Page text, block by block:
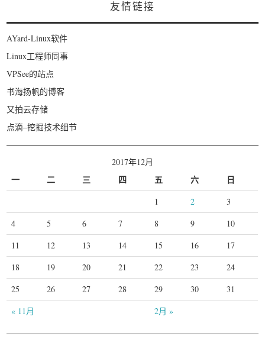
友情链接
AYard-Linux软件
Linux工程师同事
VPSee的站点
书海扬帆的博客
又拍云存储
点滴–挖掘技术细节
2017年12月
一 二 三 四 五 六 日
« 11月 2月 »
1 2
3
4
5 6 7 8 9
10
11
12 13 14 15 16
17
18
19 20 21 22 23
24
25
26 27 28 29 30 31